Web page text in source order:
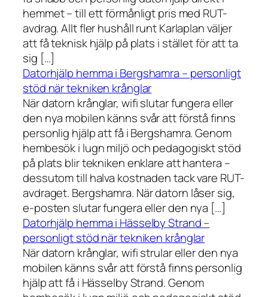
hemmet – till ett förmånligt pris med RUT-
avdrag. Allt fler hushåll runt Karlaplan väljer
att få teknisk hjälp på plats i stället för att ta
sig […]
Datorhjälp hemma i Bergshamra – personligt
stöd när tekniken krånglar
När datorn krånglar, wifi slutar fungera eller
den nya mobilen känns svår att förstå finns
personlig hjälp att få i Bergshamra. Genom
hembesök i lugn miljö och pedagogiskt stöd
på plats blir tekniken enklare att hantera –
dessutom till halva kostnaden tack vare RUT-
avdraget. Bergshamra. När datorn låser sig,
e-posten slutar fungera eller den nya […]
Datorhjälp hemma i Hässelby Strand –
personligt stöd när tekniken krånglar
När datorn krånglar, wifi strular eller den nya
mobilen känns svår att förstå finns personlig
hjälp att få i Hässelby Strand. Genom